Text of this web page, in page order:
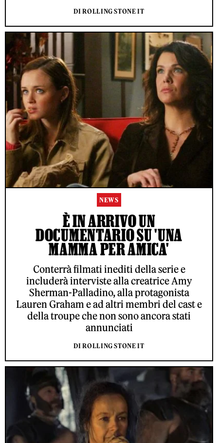
DI ROLLING STONE IT
NEWS
È IN ARRIVO UN
DOCUMENTARIO SU 'UNA
MAMMA PER AMICA'
Conterrà filmati inediti della serie e
includerà interviste alla creatrice Amy
Sherman-Palladino, alla protagonista
Lauren Graham e ad altri membri del cast e
della troupe che non sono ancora stati
annunciati
DI ROLLING STONE IT